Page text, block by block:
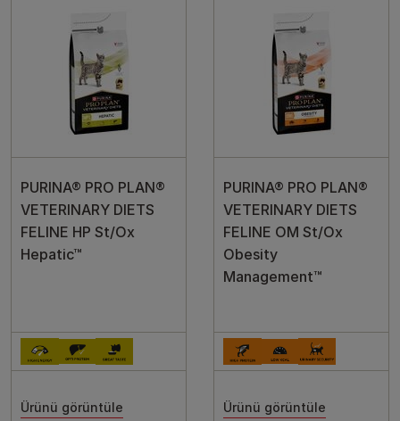
PURINA® PRO PLAN®
VETERINARY DIETS
FELINE HP St/Ox
Hepatic™
Ürünü görüntüle
PURINA® PRO PLAN®
VETERINARY DIETS
FELINE OM St/Ox
Obesity
Management™
Ürünü görüntüle